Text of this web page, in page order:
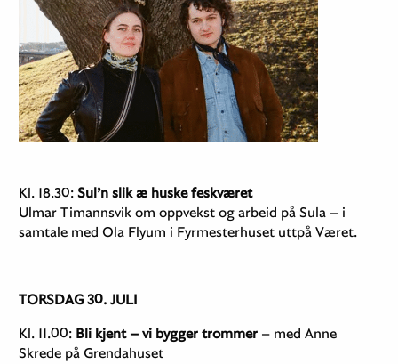
Kl. 18.30:Sul’n slik æ huske feskværet
Ulmar Timannsvik om oppvekst og arbeid på Sula – i
samtale med Ola Flyum i Fyrmesterhuset uttpå Været.
TORSDAG 30. JULI
Kl. 11.00: Bli kjent – vi bygger trommer – med Anne
Skrede på Grendahuset​